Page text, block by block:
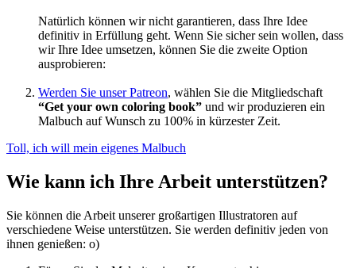
Natürlich können wir nicht garantieren, dass Ihre Idee
definitiv in Erfüllung geht. Wenn Sie sicher sein wollen, dass
wir Ihre Idee umsetzen, können Sie die zweite Option
ausprobieren:
Werden Sie unser Patreon, wählen Sie die Mitgliedschaft
“Get your own coloring book” und wir produzieren ein
Malbuch auf Wunsch zu 100% in kürzester Zeit.
Toll, ich will mein eigenes Malbuch
Wie kann ich Ihre Arbeit unterstützen?
Sie können die Arbeit unserer großartigen Illustratoren auf
verschiedene Weise unterstützen. Sie werden definitiv jeden von
ihnen genießen: o)